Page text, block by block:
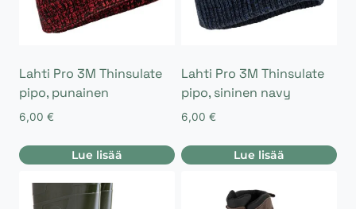
Lahti Pro 3M Thinsulate
pipo, punainen
6,00 €
Lue lisää
Lahti Pro 3M Thinsulate
pipo, sininen navy
6,00 €
Lue lisää